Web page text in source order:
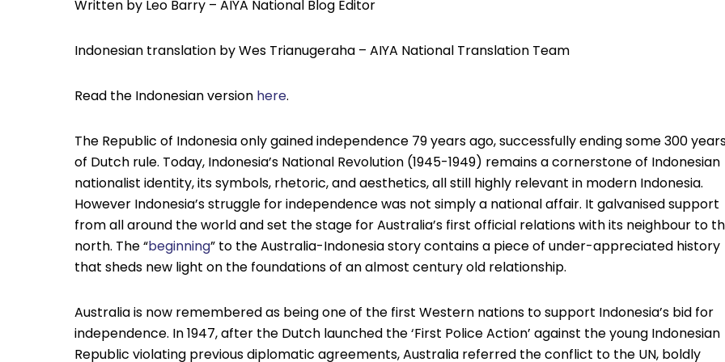
Written by Leo Barry – AIYA National Blog Editor
Indonesian translation by Wes Trianugeraha – AIYA National Translation Team
Read the Indonesian version here.
The Republic of Indonesia only gained independence 79 years ago, successfully ending some 300
of Dutch rule. Today, Indonesia’s National Revolution (1945-1949) remains a cornerstone of Indonesian
nationalist identity, its symbols, rhetoric, and aesthetics, all still highly relevant in modern Indonesia.
However Indonesia’s struggle for independence was not simply a national affair. It galvanised support
from all around the world and set the stage for Australia’s first official relations with its neighbour to
north. The “beginning” to the Australia-Indonesia story contains a piece of under-appreciated history
that sheds new light on the foundations of an almost century old relationship.
Australia is now remembered as being one of the first Western nations to support Indonesia’s bid for
independence. In 1947, after the Dutch launched the ‘First Police Action’ against the young Indonesian
Republic violating previous diplomatic agreements, Australia referred the conflict to the UN, boldly